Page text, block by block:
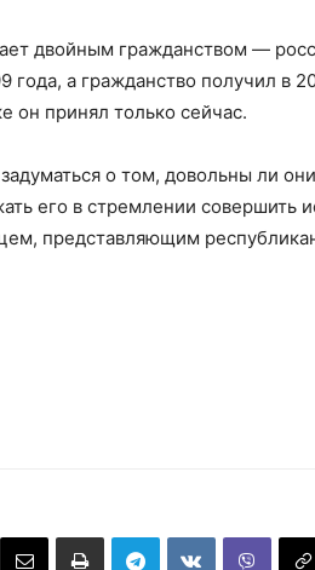
двойным гражданством —
а гражданство получил в
он принял только сейчас.
о том, довольны ли
его в стремлении совершить
представляющим